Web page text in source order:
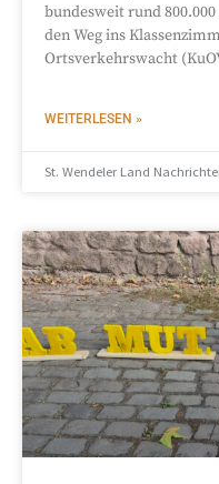
bundesweit rund
den Weg ins
Ortsverkehrswacht
WEITERLESEN »
St. Wendeler Land